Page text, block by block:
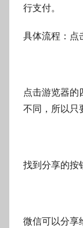
行支付。
具体流程：点
点击游览器的
不同，所以只
找到分享的按
微信可以分享